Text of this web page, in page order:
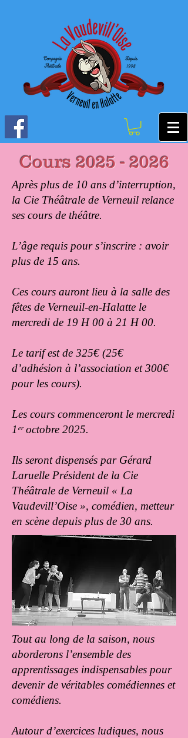
Cours 2025 - 2026
Après plus de 10 ans d’interruption,
la Cie Théâtrale de Verneuil relance
ses cours de théâtre.
L’âge requis pour s’inscrire : avoir
plus de 15 ans.
Ces cours auront lieu à la salle des
fêtes de Verneuil-en-Halatte le
mercredi de 19 H 00 à 21 H 00.
Le tarif est de 325€ (25€
d’adhésion à l’association et 300€
pour les cours).
Les cours commenceront le mercredi
1ᵉʳ octobre 2025.
Ils seront dispensés par Gérard
Laruelle Président de la Cie
Théâtrale de Verneuil « La
Vaudevill’Oise », comédien, metteur
en scène depuis plus de 30 ans.
Tout au long de la saison, nous
aborderons l’ensemble des
apprentissages indispensables pour
devenir de véritables comédiennes et
comédiens.
Autour d’exercices ludiques, nous